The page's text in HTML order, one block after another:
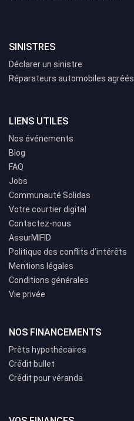
SINISTRES
Déclarer un sinistre
Réparateurs automobiles agréés
LIENS UTILES
Nos événements
Blog
FAQ
Jobs
Communauté Solidas
Votre courtier digital
Contactez-nous
AssurMIFID
Politique des conflits d’intérêts
Mentions légales
Conditions générales
Vie privée
NOS FINANCEMENTS
Prêts hypothécaires
Crédit bullet
Crédit pour véranda